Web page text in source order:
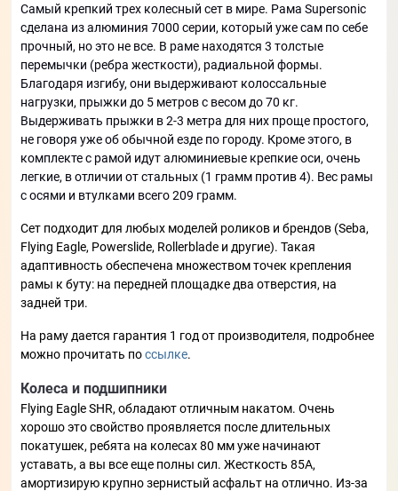
Самый крепкий трех колесный сет в мире. Рама Supersonic
сделана из алюминия 7000 серии, который уже сам по себе
прочный, но это не все. В раме находятся 3 толстые
перемычки (ребра жесткости), радиальной формы.
Благодаря изгибу, они выдерживают колоссальные
нагрузки, прыжки до 5 метров с весом до 70 кг.
Выдерживать прыжки в 2-3 метра для них проще простого,
не говоря уже об обычной езде по городу. Кроме этого, в
комплекте с рамой идут алюминиевые крепкие оси, очень
легкие, в отличии от стальных (1 грамм против 4). Вес рамы
с осями и втулками всего 209 грамм.
Сет подходит для любых моделей роликов и брендов (Seba,
Flying Eagle, Powerslide, Rollerblade и другие). Такая
адаптивность обеспечена множеством точек крепления
рамы к буту: на передней площадке два отверстия, на
задней три.
На раму дается гарантия 1 год от производителя, подробнее
можно прочитать поссылке.
Колеса и подшипники
Flying Eagle SHR, обладают отличным накатом. Очень
хорошо это свойство проявляется после длительных
покатушек, ребята на колесах 80 мм уже начинают
уставать, а вы все еще полны сил. Жесткость 85А,
амортизирую крупно зернистый асфальт на отлично. Из-за